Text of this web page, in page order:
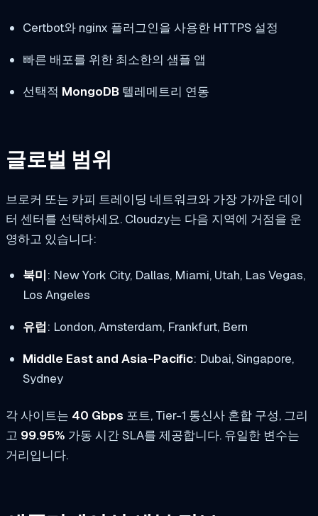
Certbot와 nginx 플러그인을 사용한 HTTPS 설정
빠른 배포를 위한 최소한의 샘플 앱
선택적 MongoDB텔레메트리 연동
글로벌 범위
브로커 또는 카피 트레이딩 네트워크와 가장 가까운 데이
터 센터를 선택하세요. Cloudzy는 다음 지역에 거점을 운
영하고 있습니다:
북미: New York City, Dallas, Miami, Utah, Las Vegas,
Los Angeles
유럽: London, Amsterdam, Frankfurt, Bern
Middle East and Asia-Pacific: Dubai, Singapore,
Sydney
각 사이트는 40 Gbps 포트, Tier-1 통신사 혼합 구성, 그리
고 99.95% 가동 시간 SLA를 제공합니다. 유일한 변수는
거리입니다.